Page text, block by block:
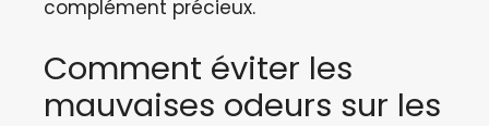
complément précieux.
Comment éviter les
mauvaises odeurs sur les